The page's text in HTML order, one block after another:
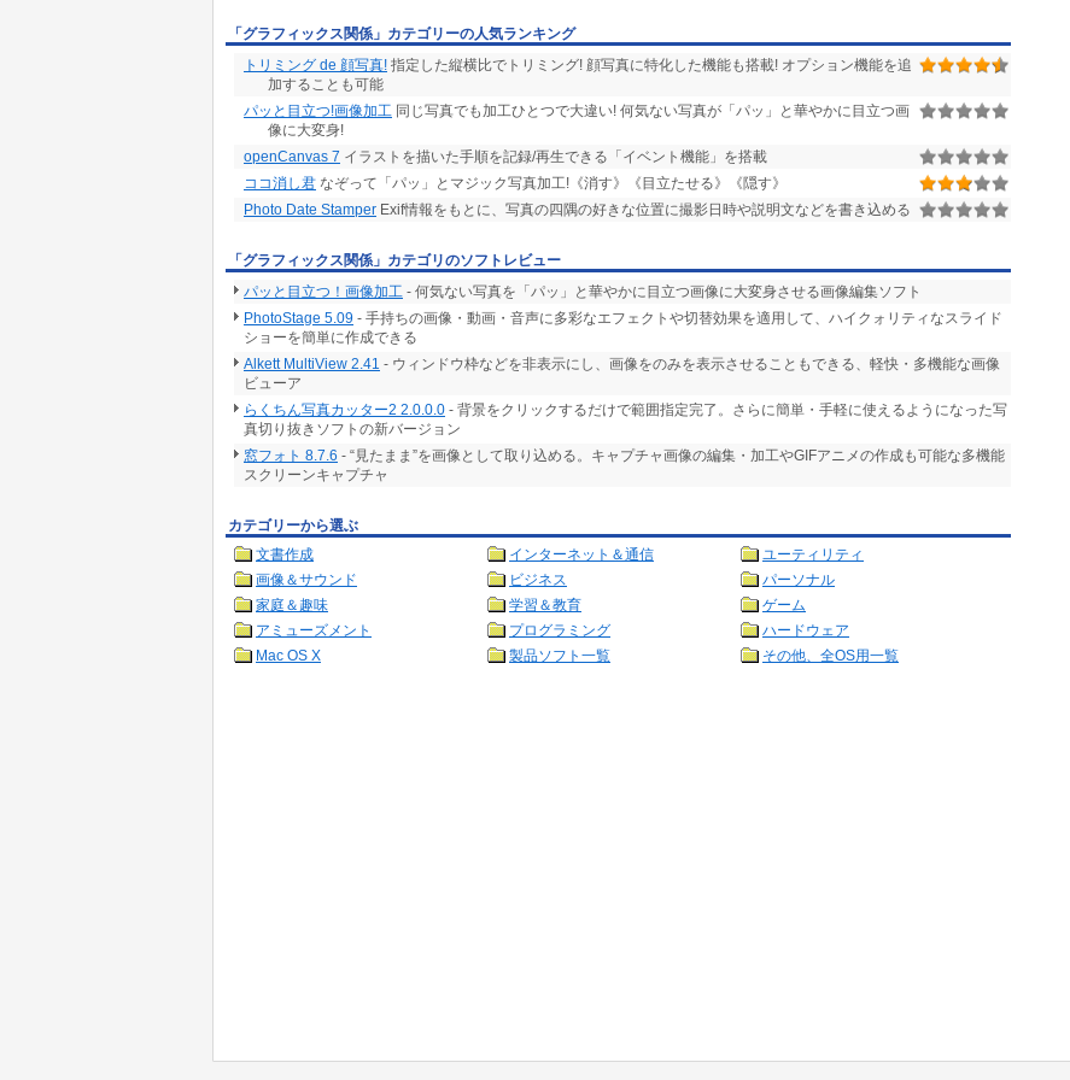
専用のデータベースを構築します。一度データベースが構築されれば、インターネットに
接続されていないオフライン環境でも、瞬時に高精度な検索が可能です。
操作マニュアルは、Area61.NETのホームページ[ https://area61.net ]にあります。
「グラフィックス関係」カテゴリーの人気ランキング
トリミング de 顔写真! 指定した縦横比でトリミング! 顔写真に特化した機能も搭載! オプション機能を追
加することも可能
パッと目立つ!画像加工 同じ写真でも加工ひとつで大違い! 何気ない写真が「パッ」と華やかに目立つ画
像に大変身!
openCanvas 7 イラストを描いた手順を記録/再生できる「イベント機能」を搭載
ココ消し君 なぞって「パッ」とマジック写真加工!《消す》《目立たせる》《隠す》
Photo Date Stamper Exif情報をもとに、写真の四隅の好きな位置に撮影日時や説明文などを書き込める
「グラフィックス関係」カテゴリのソフトレビュー
パッと目立つ！画像加工 - 何気ない写真を「パッ」と華やかに目立つ画像に大変身させる画像編集ソフト
PhotoStage 5.09 - 手持ちの画像・動画・音声に多彩なエフェクトや切替効果を適用して、ハイクォリティなスライド
ショーを簡単に作成できる
Alkett MultiView 2.41 - ウィンドウ枠などを非表示にし、画像をのみを表示させることもできる、軽快・多機能な画像
ビューア
らくちん写真カッター2 2.0.0.0 - 背景をクリックするだけで範囲指定完了。さらに簡単・手軽に使えるようになった写
真切り抜きソフトの新バージョン
窓フォト 8.7.6 - “見たまま”を画像として取り込める。キャプチャ画像の編集・加工やGIFアニメの作成も可能な多機能
スクリーンキャプチャ
カテゴリーから選ぶ
文書作成
インターネット＆通信
ユーティリティ
画像＆サウンド
ビジネス
パーソナル
家庭＆趣味
学習＆教育
ゲーム
アミューズメント
プログラミング
ハードウェア
Mac OS X
製品ソフト一覧 その他、全OS用一覧